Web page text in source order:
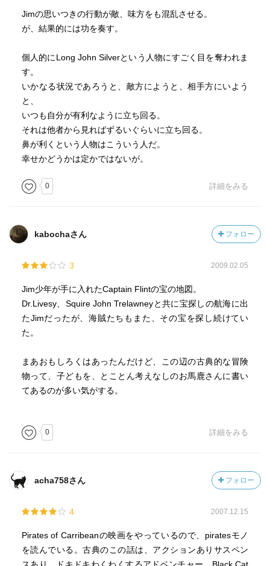
Jimの思いつきの行動が敵、味方をも混乱させる。
が、結果的には功を奏す。
個人的にLong John Silverという人物にすごく目を奪われま
す。
いかなる状況であろうと、敵方にようと、相手方にいよう
と、
いつも自分が有利なように立ち回る。
それは他者から見ればずるいぐらいに立ち回る。
鼻が利くという人物はこういう人だ。
幸せかどうかは定かではないが。
0 詳細をみる
kabochaさん フォロー
3 2009.02.05
Jim少年が手に入れたCaptain Flintの宝の地図。
Dr.Livesy、Squire John Trelawneyと共に宝探しの航海に出
たJimだったが、海賊たちもまた、その宝を探し続けてい
た。
まあおもしろくはあったんだけど、この辺の古典的な冒険
物って、子どもを、とことん考えなしのお馬鹿さんに書い
てあるのが多い気がする。
0 詳細をみる
acha758さん フォロー
4 2007.12.15
Pirates of Carribeanの映画をやっているので、piratesモノ
を読んでいる。古典のこの話は、アクションありサスペン